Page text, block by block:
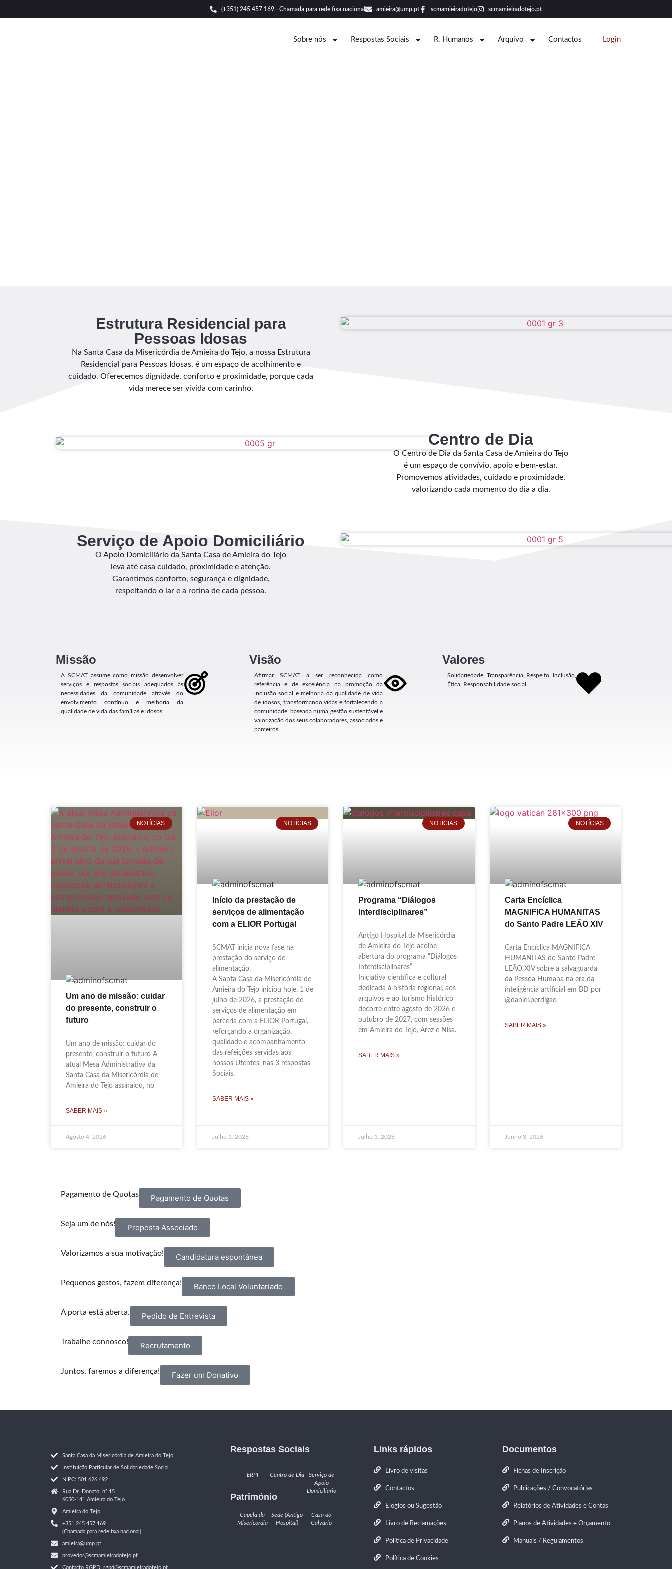
(+351) 245 457 169 - Chamada para rede fixa nacional amieira@ump.pt scmamieiradotejo scmamieiradotejo.pt
Sobre nós Respostas Sociais R. Humanos Arquivo Contactos Login
Estrutura Residencial para
Pessoas Idosas
Na Santa Casa da Misericórdia de Amieira do Tejo, a nossa Estrutura
Residencial para Pessoas Idosas, é um espaço de acolhimento e
cuidado. Oferecemos dignidade, conforto e proximidade, porque cada
vida merece ser vivida com carinho.
Centro de Dia
O Centro de Dia da Santa Casa de Amieira do Tejo
é um espaço de convívio, apoio e bem-estar.
Promovemos atividades, cuidado e proximidade,
valorizando cada momento do dia a dia.
Serviço de Apoio Domiciliário
O Apoio Domiciliário da Santa Casa de Amieira do Tejo
leva até casa cuidado, proximidade e atenção.
Garantimos conforto, segurança e dignidade,
respeitando o lar e a rotina de cada pessoa.
Missão
A SCMAT assume como missão desenvolver
serviços e respostas sociais adequados às
necessidades da comunidade através do
envolvimento contínuo e melhoria da
qualidade de vida das famílias e idosos.
Visão
Afirmar SCMAT a ser reconhecida como
referência e de excelência na promoção da
inclusão social e melhoria da qualidade de vida
de idosos, transformando vidas e fortalecendo a
comunidade, baseada numa gestão sustentável e
valorização dos seus colaboradores, associados e
parceiros.
Valores
Solidariedade, Transparência, Respeito, Inclusão,
Ética, Responsabilidade social
NOTÍCIAS
Um ano de missão: cuidar
do presente, construir o
futuro
Um ano de missão: cuidar do
presente, construir o futuro A
atual Mesa Administrativa da
Santa Casa da Misericórdia de
Amieira do Tejo assinalou, no
SABER MAIS »
Agosto 4, 2026
NOTÍCIAS
Início da prestação de
serviços de alimentação
com a ELIOR Portugal
SCMAT inicia nova fase na
prestação do serviço de
alimentação.
A Santa Casa da Misericórdia de
Amieira do Tejo iniciou hoje, 1 de
julho de 2026, a prestação de
serviços de alimentação em
parceria com a ELIOR Portugal,
reforçando a organização,
qualidade e acompanhamento
das refeições servidas aos
nossos Utentes, nas 3 respostas
Sociais.
SABER MAIS »
Julho 1, 2026
NOTÍCIAS
Programa “Diálogos
Interdisciplinares”
Antigo Hospital da Misericórdia
de Amieira do Tejo acolhe
abertura do programa “Diálogos
Interdisciplinares”
Iniciativa científica e cultural
dedicada à história regional, aos
arquivos e ao turismo histórico
decorre entre agosto de 2026 e
outubro de 2027, com sessões
em Amieira do Tejo, Arez e Nisa.
SABER MAIS »
Julho 1, 2026
NOTÍCIAS
Carta Encíclica
MAGNIFICA HUMANITAS
do Santo Padre LEÃO XIV
Carta Encíclica MAGNIFICA
HUMANITAS do Santo Padre
LEÃO XIV sobre a salvaguarda
da Pessoa Humana na era da
inteligência artificial em BD por
@daniel.perdigao
SABER MAIS »
Junho 3, 2026
Pagamento de Quotas Pagamento de Quotas
Seja um de nós! Proposta Associado
Valorizamos a sua motivação! Candidatura espontânea
Pequenos gestos, fazem diferença! Banco Local Voluntariado
A porta está aberta. Pedido de Entrevista
Trabalhe connosco! Recrutamento
Juntos, faremos a diferença! Fazer um Donativo
Santa Casa da Misericórdia de Amieira do Tejo
Instituição Particular de Solidariedade Social
NIPC: 501 626 492
Rua Dr. Donato, nº 15
6050-141 Amieira do Tejo
Amieira do Tejo
+351 245 457 169
(Chamada para rede fixa nacional)
amieira@ump.pt
provedor@scmamieiradotejo.pt
Contacto RGPD: rgpd@scmamieiradotejo.pt
Respostas Sociais
ERPI Centro de Dia
Serviço de
Apoio
Domiciliário
Património
Capela da
Misericórdia
Sede (Antigo
Hospital)
Casa do
Calvário
Links rápidos
Livro de visitas
Contactos
Elogios ou Sugestão
Livro de Reclamações
Política de Privacidade
Política de Cookies
Documentos
Fichas de Inscrição
Publicações / Convocatórias
Relatórios de Atividades e Contas
Planos de Atividades e Orçamento
Manuais / Regulamentos